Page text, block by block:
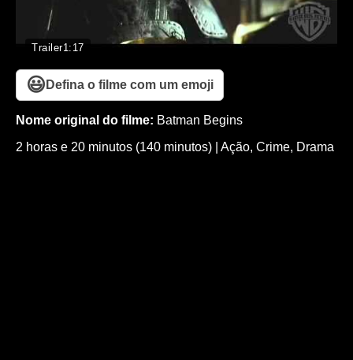
Trailer1:17
😃 Defina o filme com um emoji
Nome original do filme: Batman Begins
2 horas e 20 minutos (140 minutos)
Ação, Crime, Drama